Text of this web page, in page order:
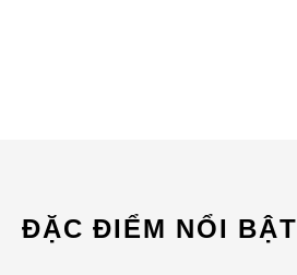
ĐẶC ĐIỂM NỔI BẬT